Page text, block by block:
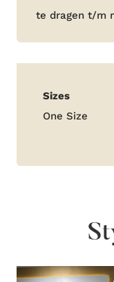
te dragen t/m
informatie
Sizes
One Size